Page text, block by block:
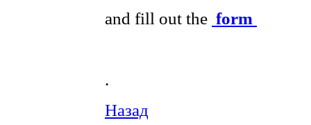
and fill out the form
.
Назад